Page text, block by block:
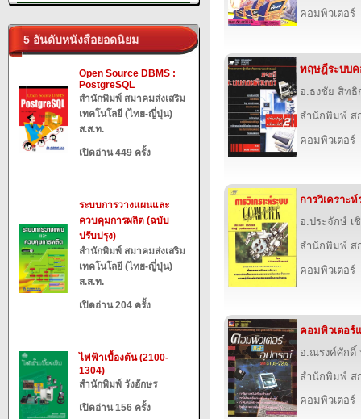
5 อันดับหนังสือยอดนิยม
Open Source DBMS :
PostgreSQL
สำนักพิมพ์ สมาคมส่งเสริม
เทคโนโลยี (ไทย-ญี่ปุ่น)
ส.ส.ท.
เปิดอ่าน 449 ครั้ง
ระบบการวางแผนและ
ควบคุมการผลิต (ฉบับ
ปรับปรุง)
สำนักพิมพ์ สมาคมส่งเสริม
เทคโนโลยี (ไทย-ญี่ปุ่น)
ส.ส.ท.
เปิดอ่าน 204 ครั้ง
ไฟฟ้าเบื้องต้น (2100-
1304)
สำนักพิมพ์ วังอักษร
เปิดอ่าน 156 ครั้ง
คอมพิวเตอร์
ทฤษฎีระบบค
อ.ธงชัย สิท
สำนักพิมพ์ ส
คอมพิวเตอร์
การวิเคราะ
อ.ประจักษ์ เ
สำนักพิมพ์ ส
คอมพิวเตอร์
คอมพิวเตอร์
อ.ณรงค์ศัก
สำนักพิมพ์ ส
คอมพิวเตอร์